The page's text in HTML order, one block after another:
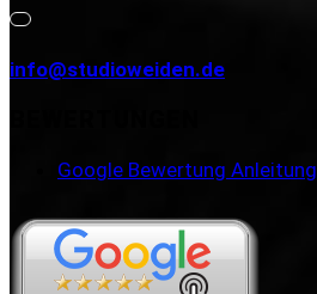
info@studioweiden.de
Google Bewertung Anleitung